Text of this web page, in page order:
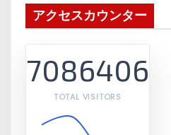
アクセスカウンター
7086406
TOTAL VISITORS